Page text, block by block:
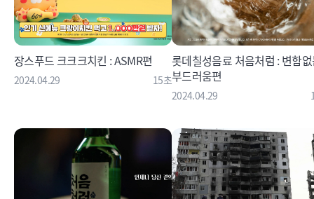
장스푸드 크크크치킨 : ASMR편
2024.04.29 15초
롯데칠성음료 처음처럼 : 변함
부드러움편
2024.04.29